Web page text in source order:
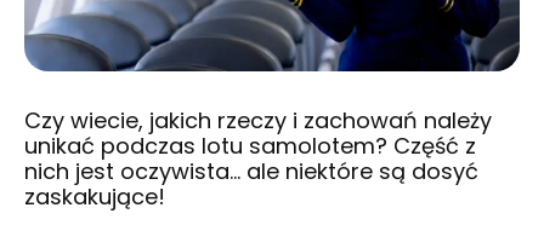
Czy wiecie, jakich rzeczy i zachowań należy
unikać podczas lotu samolotem? Część z
nich jest oczywista… ale niektóre są dosyć
zaskakujące!